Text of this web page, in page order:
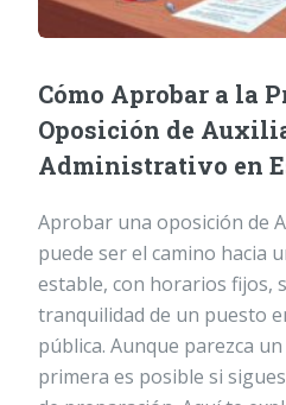
Cómo Aprobar a la
Oposición de
Administrativo en
Aprobar una oposición de
puede ser el camino hacia
estable, con horarios fijos,
tranquilidad de un puesto
pública. Aunque parezca
primera es posible si